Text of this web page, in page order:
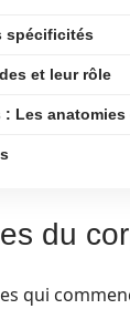
spécificités
et leur rôle
Les
du
qui